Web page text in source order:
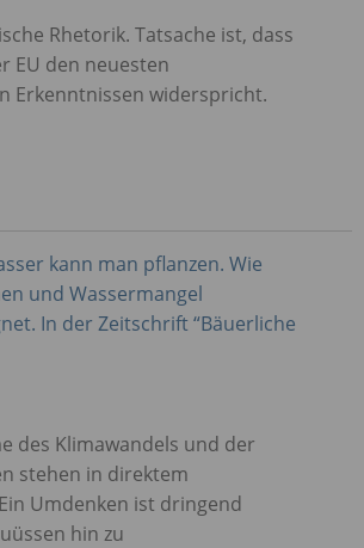
Rhetorik. Tatsache ist, dass
EU den neuesten
Erkenntnissen widerspricht.
kann man pflanzen. Wie
und Wassermangel
In der Zeitschrift “Bäuerliche
des Klimawandels und der
stehen in direktem
Umdenken ist dringend
hin zu